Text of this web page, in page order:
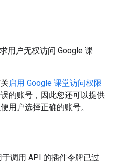
用户无权访问 Google 课
启用 Google 课堂访问权限
的账号，因此您还可以提供
用户选择正确的账号。
调用 API 的插件令牌已过